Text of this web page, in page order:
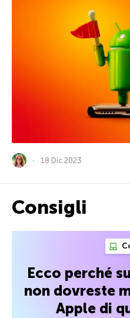
18 Dic 2023
Consigli
Ecco perché
non dovreste
Apple di